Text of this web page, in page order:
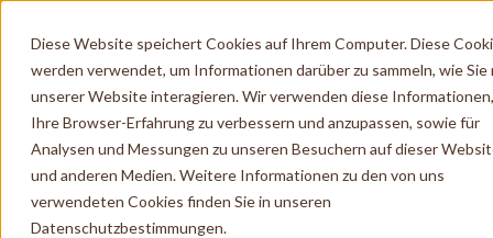
Diese Website speichert Cookies auf Ihrem Computer. Diese
werden verwendet, um Informationen darüber zu sammeln, wie Sie
unserer Website interagieren. Wir verwenden diese
Ihre Browser-Erfahrung zu verbessern und anzupassen, sowie für
Analysen und Messungen zu unseren Besuchern auf dieser
und anderen Medien. Weitere Informationen zu den von uns
verwendeten Cookies finden Sie in unseren
Datenschutzbestimmungen.